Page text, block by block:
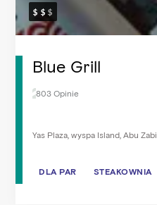
Blue Grill
803 Opinie
Yas Plaza, wyspa Island, Abu Zabi
DLA PAR STEAKOWNIA
DLA PAR STEAKOWNIA